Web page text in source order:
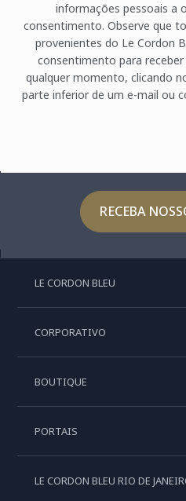
informações pessoais a
consentimento. Observe que
provenientes do Le Cordon
consentimento para
qualquer momento, clicando
parte inferior de um e-mail ou
RECEBA
LE CORDON BLEU
CORPORATIVO
BOUTIQUE
PORTAIS
LE CORDON BLEU RIO DE